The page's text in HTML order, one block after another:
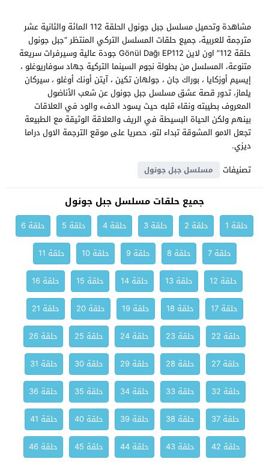
مشاهدة وتحميل مسلسل جبل جونول الحلقة 112 المائة والثانية عشر
مترجمة للعربية، جميع حلقات المسلسل التركي المنتظر “جبل جونول
حلقة 112” اون لاين Gönül Dağı EP112 جودة عالية وسيرفرات سريعة
متنوعة، المسلسل من بطولة نجوم السينما التركية جهاد سوفاريوغلو ،
إيسيم أوزكايا ، بوراك جان ، جولهان تكين ، آيتن أونك أوغلو ، سيركان
يلماز، تدور قصة عشق مسلسل جبل جونول عن شعب الأناضول
المعروف بطيبته ونقاء قلبه حيث يسود الدفء والود في العلاقات
بينهم ولكن الحياة البسيطة في الريف والعلاقة الوثيقة مع الطبيعة
تجعل الامو المشوقة تبداء لتو، حصريا على موقع الترجمة الاول دراما
ديزي.
تصنيفات
مسلسل جبل جونول
جميع حلقات مسلسل جبل جونول
حلقة 1 حلقة 2 حلقة 3 حلقة 4 حلقة 5
حلقة 6
حلقة 7
حلقة 8 حلقة 9 حلقة 10
حلقة 11
حلقة 12
حلقة 13 حلقة 14 حلقة 15
حلقة 16
حلقة 17
حلقة 18 حلقة 19 حلقة 20
حلقة 21
حلقة 22
حلقة 23 حلقة 24 حلقة 25
حلقة 26
حلقة 27
حلقة 28 حلقة 29 حلقة 30
حلقة 31
حلقة 32
حلقة 33 حلقة 34 حلقة 35
حلقة 36
حلقة 37
حلقة 38 حلقة 39 حلقة 40
حلقة 41
حلقة 42
حلقة 43 حلقة 44 حلقة 45
حلقة 46